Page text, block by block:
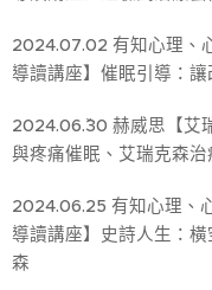
2024.07.02 有知心理、
導讀講座】催眠引導：
2024.06.ˇ30 赫威思【艾
與疼痛催眠、艾瑞克森治
2024.06.25 有知心理、
導讀講座】史詩人生：
森